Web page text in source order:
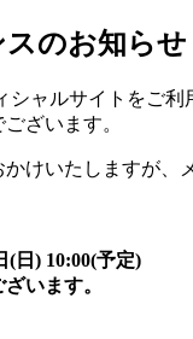
のお知らせ
ャルサイトをご利
ざいます。
けいたしますが
(日) 10:00(予定)
います。